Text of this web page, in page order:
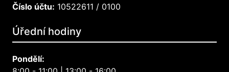
Číslo účtu: 10522611 / 0100
Úřední hodiny
Pondělí: